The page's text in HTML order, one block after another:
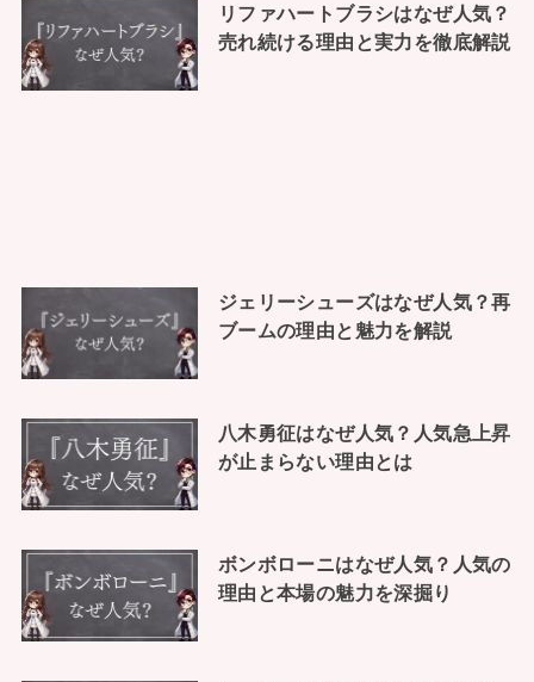
リファハートブラシはなぜ人気？
売れ続ける理由と実力を徹底解説
ジェリーシューズはなぜ人気？再
ブームの理由と魅力を解説
八木勇征はなぜ人気？人気急上昇
が止まらない理由とは
ボンボローニはなぜ人気？人気の
理由と本場の魅力を深掘り